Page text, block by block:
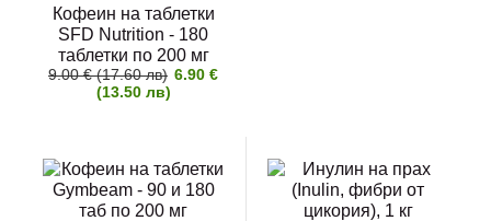
Кофеин на таблетки
SFD Nutrition - 180
таблетки по 200 мг
9.00 € (17.60 лв) 6.90 €
(13.50 лв)